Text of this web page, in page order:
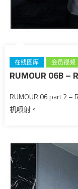
在线图库 会员视频
RUMOUR 06B –
RUMOUR 06 part 2 –
机喷射。